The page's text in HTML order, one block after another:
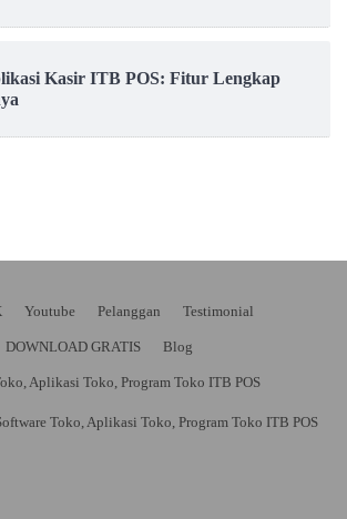
Kasir ITB POS: Fitur Lengkap
Youtube Pelanggan Testimonial
DOWNLOAD GRATIS Blog
Aplikasi Toko, Program Toko ITB POS
Toko, Aplikasi Toko, Program Toko ITB POS